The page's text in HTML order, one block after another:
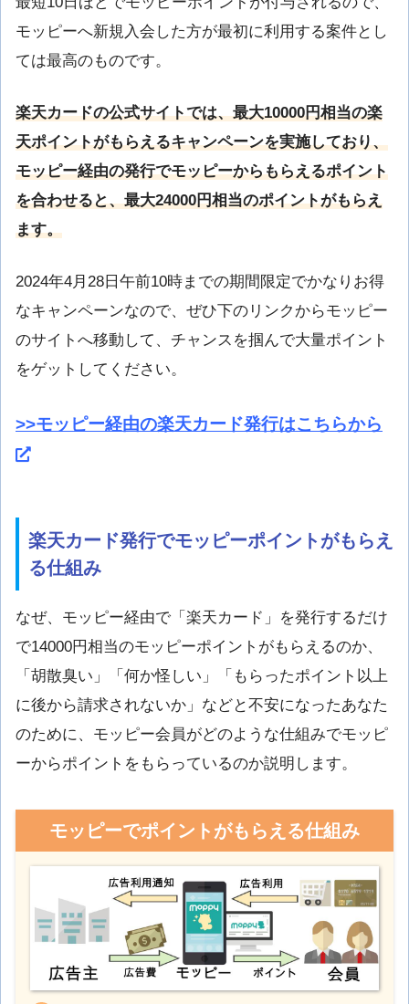
モッピーへ新規入会した方が最初に利用する案件とし
ては最高のものです。
楽天カードの公式サイトでは、最大10000円相当の楽
天ポイントがもらえるキャンペーンを実施しており、
モッピー経由の発行でモッピーからもらえるポイント
を合わせると、最大24000円相当のポイントがもらえ
ます。
2024年4月28日午前10時までの期間限定でかなりお得
なキャンペーンなので、ぜひ下のリンクからモッピー
のサイトへ移動して、チャンスを掴んで大量ポイント
をゲットしてください。
>>モッピー経由の楽天カード発行はこちらから
楽天カード発行でモッピーポイントがもらえ
る仕組み
なぜ、モッピー経由で「楽天カード」を発行するだけ
で14000円相当のモッピーポイントがもらえるのか、
「胡散臭い」「何か怪しい」「もらったポイント以上
に後から請求されないか」などと不安になったあなた
のために、モッピー会員がどのような仕組みでモッピ
ーからポイントをもらっているのか説明します。
モッピーでポイントがもらえる仕組み